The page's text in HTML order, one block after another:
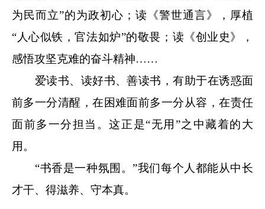
为民而立”的为政初心；读《警世通言》，厚植
“人心似铁，官法如炉”的敬畏；读《创业史》，
感悟攻坚克难的奋斗精神……
爱读书、读好书、善读书，有助于在诱惑面
前多一分清醒，在困难面前多一分从容，在责任
面前多一分担当。这正是“无用”之中藏着的大
用。
“书香是一种氛围。”我们每个人都能从中长
才干、得滋养、守本真。